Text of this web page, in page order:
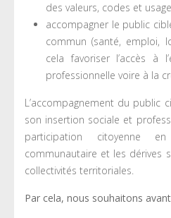
des valeurs, codes et
accompagner le public
commun (santé, emploi,
cela favoriser l’accès à
professionnelle voire à la
L’accompagnement du public
son insertion sociale et
participation citoyenne
communautaire et les dérives
collectivités territoriales.
Par cela, nous souhaitons